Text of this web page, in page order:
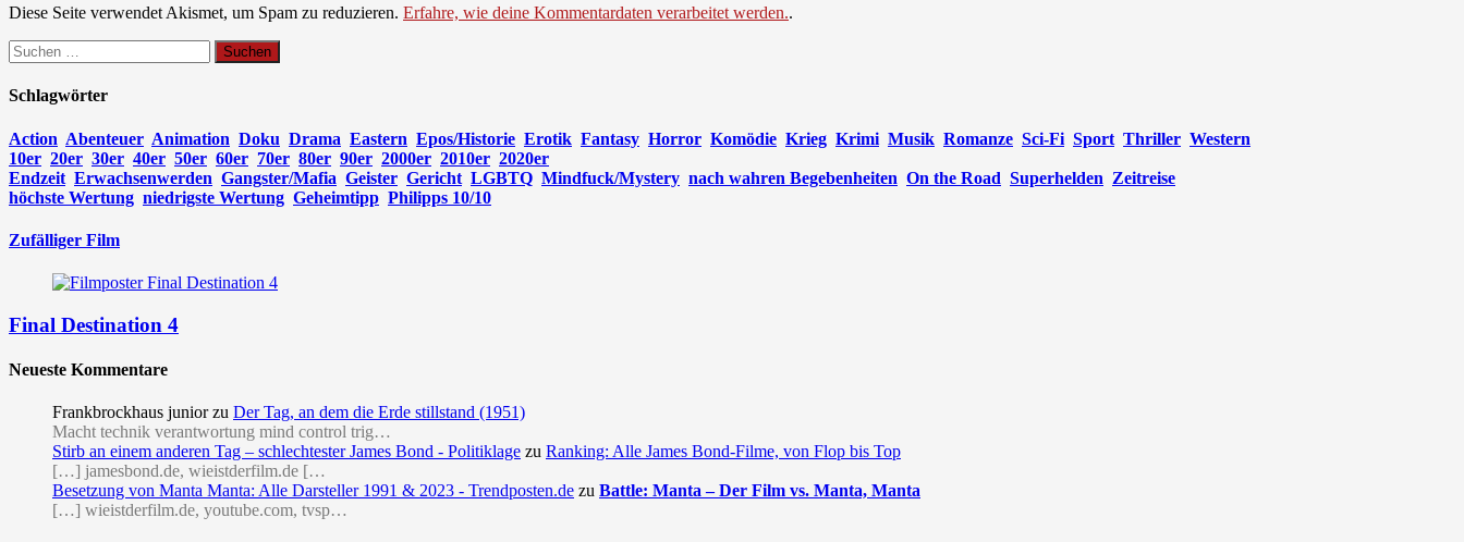
Diese Seite verwendet Akismet, um Spam zu reduzieren. Erfahre, wie deine Kommentardaten verarbeitet werden..
Suchen
nach:
Schlagwörter
Action Abenteuer Animation Doku Drama Eastern Epos/Historie Erotik Fantasy Horror Komödie Krieg Krimi Musik Romanze Sci-Fi Sport Thriller Western
10er 20er 30er 40er 50er 60er 70er 80er 90er 2000er 2010er 2020er
Endzeit Erwachsenwerden Gangster/Mafia Geister Gericht LGBTQ Mindfuck/Mystery nach wahren Begebenheiten On the Road Superhelden Zeitreise
höchste Wertung niedrigste Wertung Geheimtipp Philipps 10/10
Zufälliger Film
Final Destination 4
Neueste Kommentare
Frankbrockhaus junior zu Der Tag, an dem die Erde stillstand (1951)
Macht technik verantwortung mind control trig…
Stirb an einem anderen Tag – schlechtester James Bond - Politiklage zu Ranking: Alle James Bond-Filme, von Flop bis Top
[…] jamesbond.de, wieistderfilm.de […
Besetzung von Manta Manta: Alle Darsteller 1991 & 2023 - Trendposten.de zu Battle: Manta – Der Film vs. Manta, Manta
[…] wieistderfilm.de, youtube.com, tvsp…